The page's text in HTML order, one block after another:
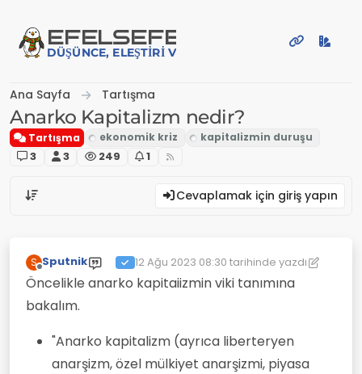
EFELSEFE
DÜŞÜNCE, ELEŞTIRI VE PAYLAŞIM PLATFORMU
Ana Sayfa Tartışma
Anarko Kapitalizm nedir?
Tartışma
3
3 249 1
Cevaplamak için giriş yapın
S
Çevrimdışı
Sputnik 12 Ağu 2023 08:30 tarihinde yazdı
Son düzenleyen: Sputnik8 Ara 2023 08:31
Öncelikle anarko kapitaiizmin viki tanımına
bakalım.
"Anarko kapitalizm (ayrıca liberteryen
anarşizm, özel mülkiyet anarşizmi, piyasa